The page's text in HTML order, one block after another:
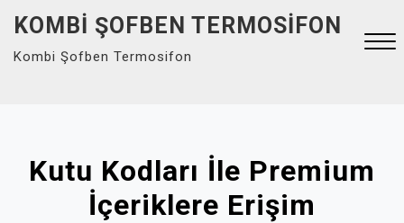
content
KOMBI ŞOFBEN TERMOSIFON
Kombi Şofben Termosifon
Kutu Kodları İle Premium
İçeriklere Erişim